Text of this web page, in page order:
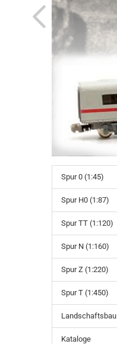
Spur 0 (1:45)
Spur H0 (1:87)
Spur TT (1:120)
Spur N (1:160)
Spur Z (1:220)
Spur T (1:450)
Landschaftsbau
Kataloge